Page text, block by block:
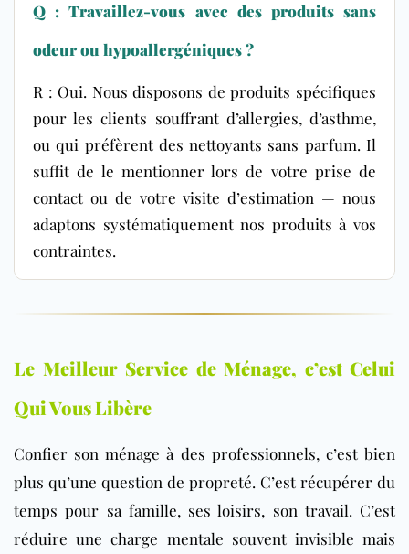
Q : Travaillez-vous avec des produits sans
odeur ou hypoallergéniques ?
R : Oui. Nous disposons de produits spécifiques
pour les clients souffrant d’allergies, d’asthme,
ou qui préfèrent des nettoyants sans parfum. Il
suffit de le mentionner lors de votre prise de
contact ou de votre visite d’estimation — nous
adaptons systématiquement nos produits à vos
contraintes.
Le Meilleur Service de Ménage, c’est Celui
Qui Vous Libère
Confier son ménage à des professionnels, c’est bien
plus qu’une question de propreté. C’est récupérer du
temps pour sa famille, ses loisirs, son travail. C’est
réduire une charge mentale souvent invisible mais